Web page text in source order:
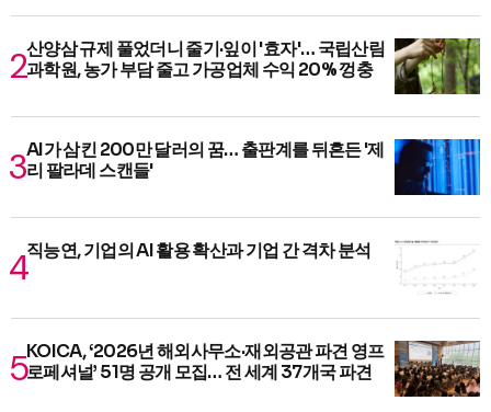
산양삼 규제 풀었더니 줄기·잎이 '효자'… 국립산림
과학원, 농가 부담 줄고 가공업체 수익 20% 껑충
AI가 삼킨 200만 달러의 꿈… 출판계를 뒤흔든 '제
리 팔라데 스캔들'
직능연, 기업의 AI 활용 확산과 기업 간 격차 분석
KOICA, ‘2026년 해외사무소·재외공관 파견 영프
로페셔널’ 51명 공개 모집… 전 세계 37개국 파견